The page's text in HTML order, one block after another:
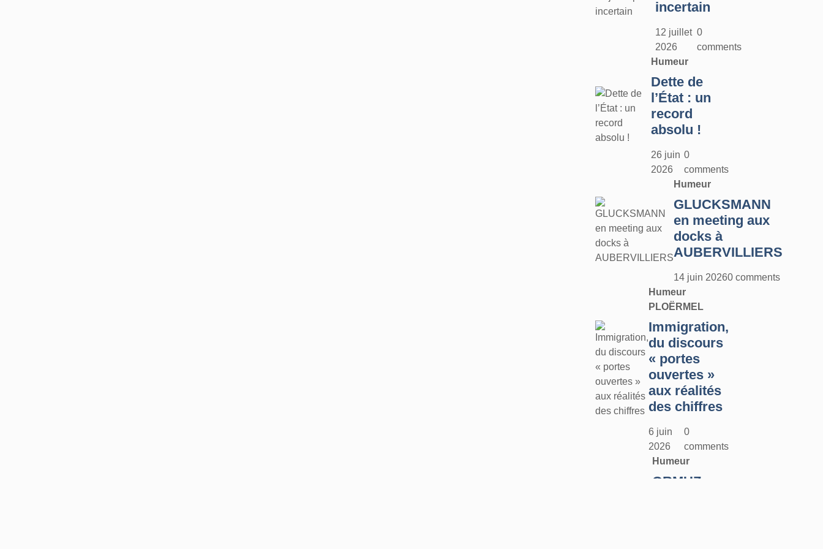
incertain
12 juillet
2026
0
comments
Humeur
Dette de
l’État : un
record
absolu !
26 juin
2026
0
comments
Humeur
GLUCKSMANN
en meeting aux
docks à
AUBERVILLIERS
14 juin 20260 comments
Humeur
PLOËRMEL
Immigration,
du discours
« portes
ouvertes »
aux réalités
des chiffres
6 juin
2026
0
comments
Humeur
ORMUZ :